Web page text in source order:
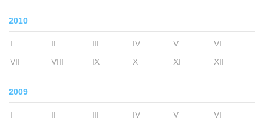
2010
I II III IV V
VI
VII
VIII IX X XI XII
2009
I II III IV V
VI